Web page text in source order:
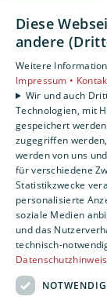
Diese
andere
Weitere
Impressum •
Wir und auch
Technologien, mit
gespeichert
zugegriffen
werden von uns
für verschiedene
Statistikzwecke
personalisierte
soziale Medien
und das
technisch-notwendig